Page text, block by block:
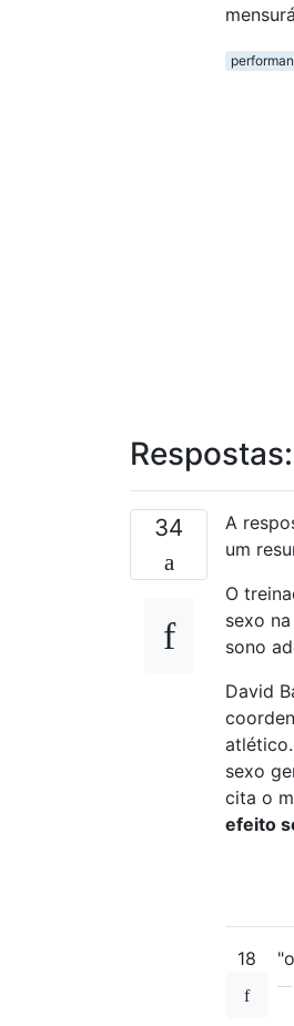
Respostas:
34 A
um
O
sexo
sono
David
sexo
cita o
efeito
18
—